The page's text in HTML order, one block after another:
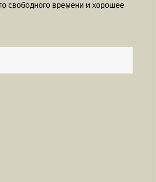
свободного времени и хорошее